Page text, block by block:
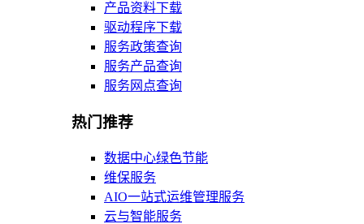
产品资料下载
驱动程序下载
服务政策查询
服务产品查询
服务网点查询
热门推荐
数据中心绿色节能
维保服务
AIO一站式运维管理服务
云与智能服务